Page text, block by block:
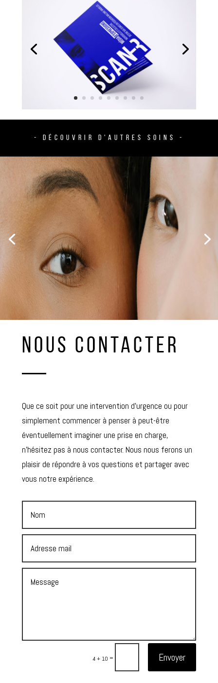
- DÉCOUVRIR D'AUTRES SOINS -
NOUS CONTACTER
Que ce soit pour une intervention d’urgence ou pour
simplement commencer à penser à peut-être
éventuellement imaginer une prise en charge,
n’hésitez pas à nous contacter. Nous nous ferons un
plaisir de répondre à vos questions et partager avec
vous notre expérience.
4 + 10 = Envoyer